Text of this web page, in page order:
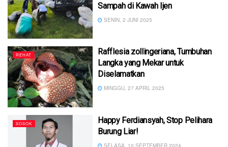
Sampah di Kawah Ijen
SENIN, 2 JUNI 2025
REHAT
Rafflesia zollingeriana, Tumbuhan
Langka yang Mekar untuk
Diselamatkan
MINGGU, 27 APRIL 2025
SOSOK
Happy Ferdiansyah, Stop Pelihara
Burung Liar!
SELASA, 10 SEPTEMBER 2024